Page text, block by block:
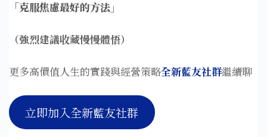
「克服焦慮最好的方法 」
（強烈建議收藏慢慢體悟）
更多高價值人生的實踐與經營策略全新藍友社群繼續聊
立即加入全新藍友社群